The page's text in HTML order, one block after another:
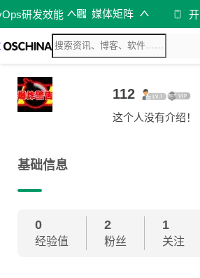
研发效能 媒体矩阵
112
这个人没有介绍！
基础信息
0
经验值
2
粉丝
1
关注